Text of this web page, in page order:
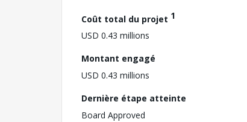
Coût total du projet 1
USD 0.43 millions
Montant engagé
USD 0.43 millions
Dernière étape atteinte
Board Approved